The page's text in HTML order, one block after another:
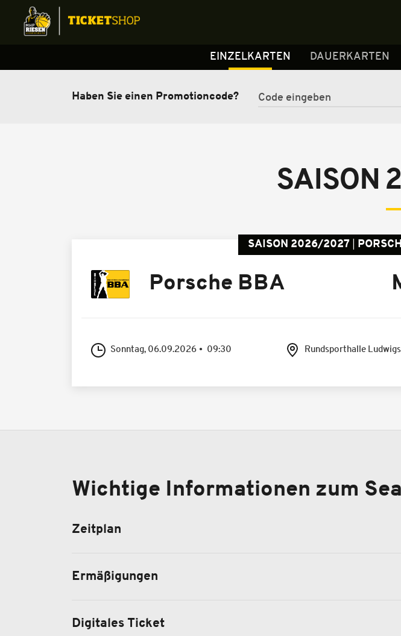
EINZELKARTEN DAUERKARTEN
Haben Sie einen Promotioncode?
SAISON
SAISON 2026/2027
Porsche BBA
Sonntag, 06.09.2026 09:30 Rundsporthalle
Wichtige Informationen zum
Zeitplan
Ermäßigungen
Digitales Ticket